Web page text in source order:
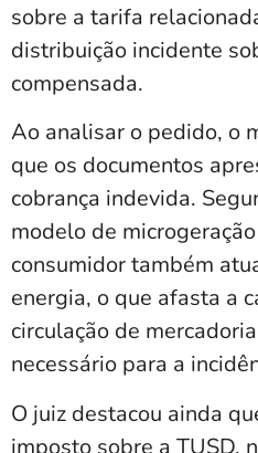
sobre a tarifa
distribuição incidente
compensada.
Ao analisar o pedido, o
que os documentos
cobrança indevida.
modelo de
consumidor também
energia, o que afasta a
circulação de
necessário para a
O juiz destacou ainda
imposto sobre a TUSD,